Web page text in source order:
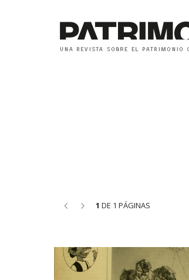
<< >> 1 DE 1 PÁGINAS